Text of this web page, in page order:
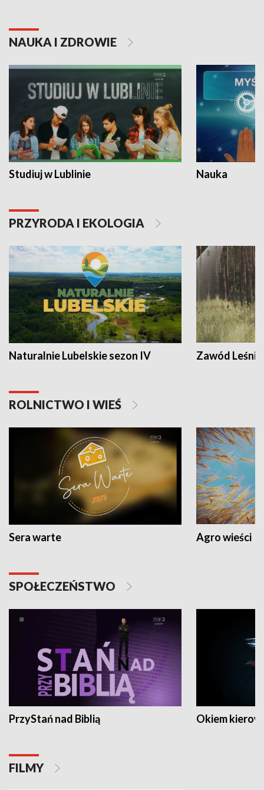
NAUKA I ZDROWIE
Studiuj w Lublinie Nauka
PRZYRODA I EKOLOGIA
Naturalnie Lubelskie sezon IV Zawód Leśnik
ROLNICTWO I WIEŚ
Sera warte Agro wieści
SPOŁECZEŃSTWO
PrzyStań nad Biblią Okiem
FILMY